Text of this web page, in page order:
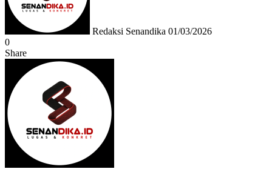
Redaksi Senandika 01/03/2026
0
Share
Facebook
Messenger
Messenger
WhatsApp
Telegram